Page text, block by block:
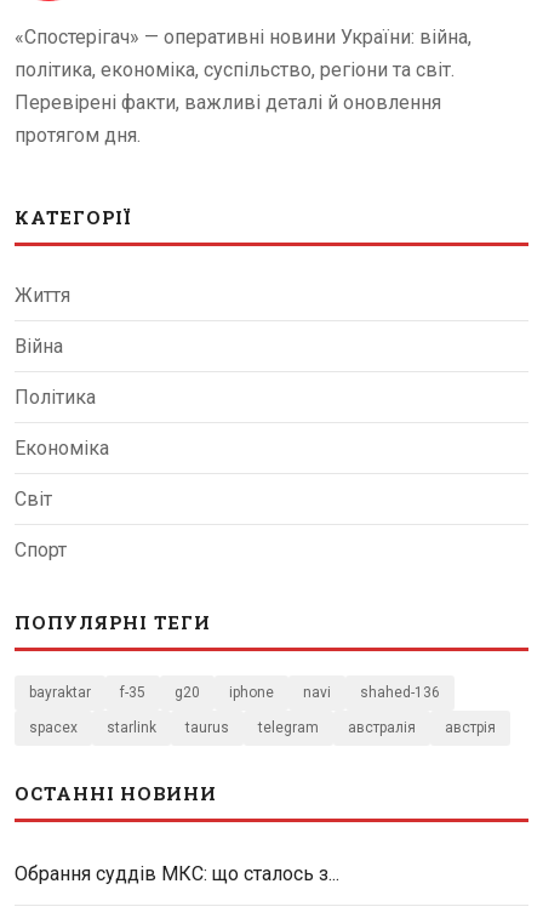
«Спостерігач» — оперативні новини України: війна,
політика, економіка, суспільство, регіони та світ.
Перевірені факти, важливі деталі й оновлення
протягом дня.
КАТЕГОРІЇ
Життя
Війна
Політика
Економіка
Світ
Спорт
ПОПУЛЯРНІ ТЕГИ
bayraktar f-35 g20 iphone navi shahed-136
spacex starlink taurus telegram австралія австрія
ОСТАННІ НОВИНИ
Обрання суддів МКС: що сталось з...